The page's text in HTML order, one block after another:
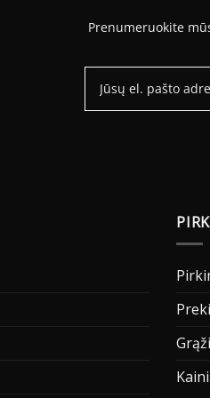
Prenumeruokite